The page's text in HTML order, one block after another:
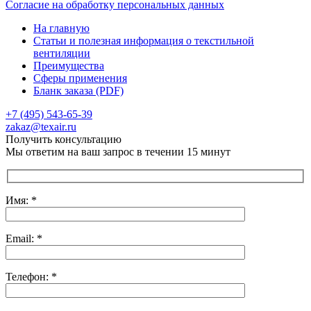
Согласие на обработку персональных данных
На главную
Статьи и полезная информация о текстильной
вентиляции
Преимущества
Сферы применения
Бланк заказа (PDF)
+7 (495) 543-65-39
zakaz@texair.ru
Получить консультацию
Мы ответим на ваш запрос в течении 15 минут
Имя: *
Email: *
Телефон: *